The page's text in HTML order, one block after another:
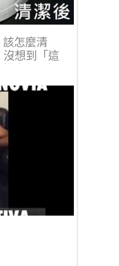
怎麼清
想到「這
人都不知